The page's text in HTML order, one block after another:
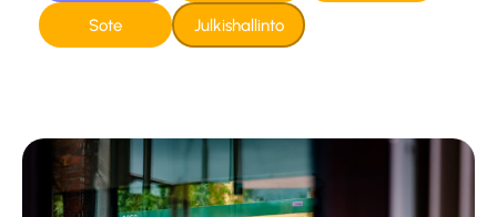
Sote Julkishallinto